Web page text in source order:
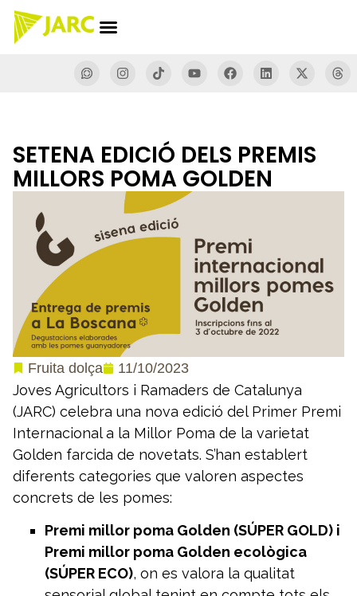
SETENA EDICIÓ DELS PREMIS
MILLORS POMA GOLDEN
Fruita dolça 11/10/2023
Joves Agricultors i Ramaders de Catalunya
(JARC) celebra una nova edició del Primer Premi
Internacional a la Millor Poma de la varietat
Golden farcida de novetats. S’han establert
diferents categories que valoren aspectes
concrets de les pomes:
Premi millor poma Golden (SÚPER GOLD) i
Premi millor poma Golden ecològica
(SÚPER ECO), on es valora la qualitat